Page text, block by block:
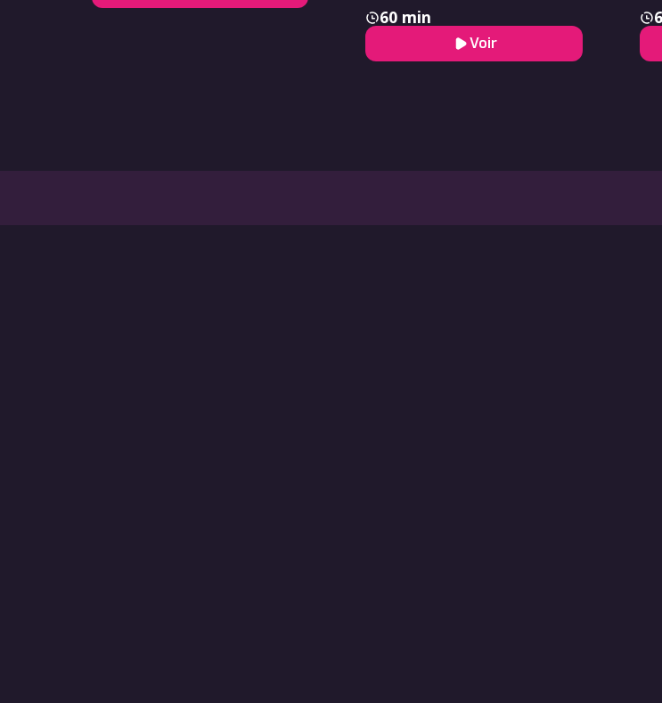
à l’Association des
Parlementaires Européens pour
vous proposer une soirée débat
60 min
Voir